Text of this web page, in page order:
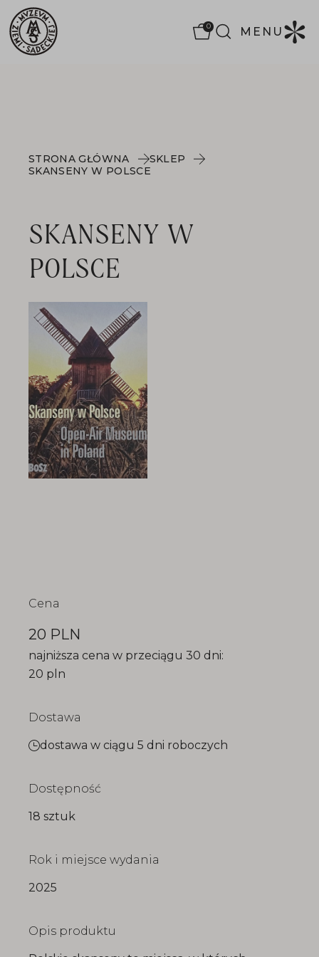
0 MENU
STRONA GŁÓWNA
SKLEP
SKANSENY W POLSCE
SKANSENY W
POLSCE
Cena
20 PLN
najniższa cena w przeciągu 30 dni:
20 pln
Dostawa
dostawa w ciągu 5 dni roboczych
Dostępność
18 sztuk
Rok i miejsce wydania
2025
Opis produktu